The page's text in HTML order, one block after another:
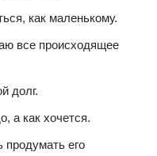
как маленькому.
все происходящее
долг.
а как хочется.
его